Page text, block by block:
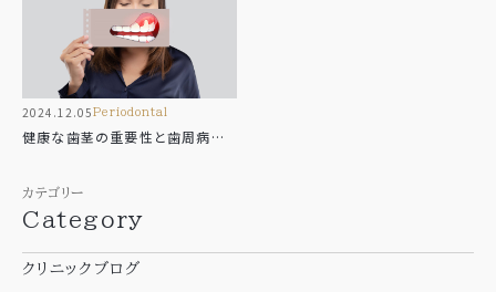
診療一覧
一般歯科（虫歯治療）
歯周病治療
小児歯科
予防歯科
審美歯科
義歯･入れ歯
訪問歯科
自費治療のご案内
当院の理念
Concept
アクセス
Access
新着情報
2024.12.05 periodontal
健康な歯茎の重要性と歯周病の
カテゴリー
Category
クリニックブログ